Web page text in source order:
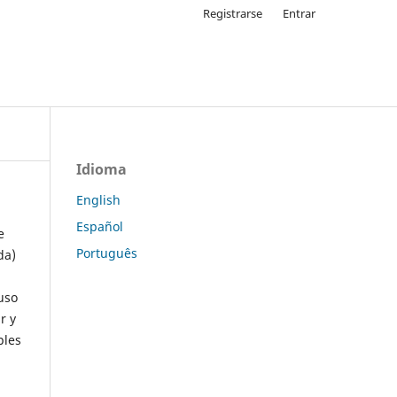
Registrarse Entrar
y
Idioma
English
Español
Português